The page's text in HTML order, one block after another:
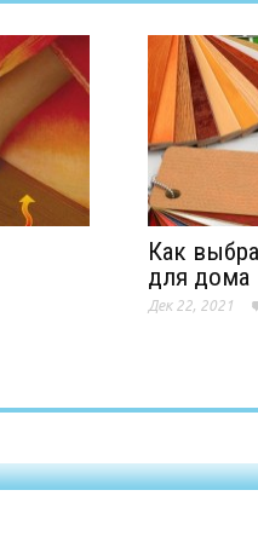
Как
для дома
Дек 22, 2021